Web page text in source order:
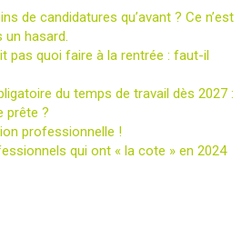
de candidatures qu’avant ? Ce n’est
hasard.
pas quoi faire à la rentrée : faut-il
du temps de travail dès 2027 :
prête ?
professionnelle !
qui ont « la cote » en 2024